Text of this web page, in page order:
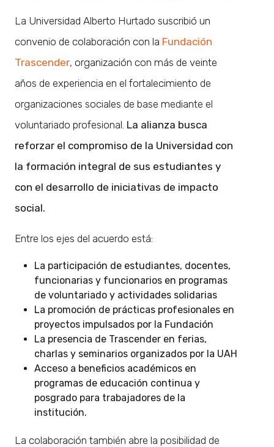
La Universidad Alberto Hurtado suscribió un
convenio de colaboración con la Fundación
Trascender, organización con más de veinte
años de experiencia en el fortalecimiento de
organizaciones sociales de base mediante el
voluntariado profesional. La alianza busca
reforzar el compromiso de la Universidad con
la formación integral de sus estudiantes y
con el desarrollo de iniciativas de impacto
social.
Entre los ejes del acuerdo está:
La participación de estudiantes, docentes,
funcionarias y funcionarios en programas
de voluntariado y actividades solidarias
La promoción de prácticas profesionales en
proyectos impulsados por la Fundación
La presencia de Trascender en ferias,
charlas y seminarios organizados por la UAH
Acceso a beneficios académicos en
programas de educación continua y
posgrado para trabajadores de la
institución.
La colaboración también abre la posibilidad de